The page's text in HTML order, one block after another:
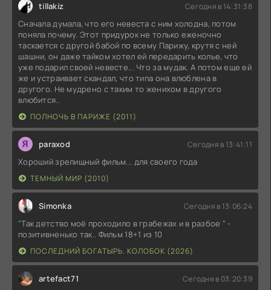
tillakiz Сегодня в 14:31:38
Сначала думала, что его невеста с ним холодна, потом
поняла почему. Этот придурок не только еженочно
таскается с другой бабой по всему Парижу, крутя с ней
шашни, он даже тайком хотел ей передарить колье, что
уже подарил своей невесте... Что за мудак. А потом еще ей
же и устраивает скандал, что типа она влюблена в
другого. Не мудрено с таким то женихом в другого
влюбится..
ПОЛНОЧЬ В ПАРИЖЕ (2011)
paraxod Сегодня в 13:41:11
Хороший зрелищный фильм... для своего года
ТЕМНЫЙ МИР (2010)
Simonka Сегодня в 13:06:24
"Так детство моё проходило в грабежах и в разбое " -
позитивненько так.. Фильм 18+1 из 10
ПОСЛЕДНИЙ БОГАТЫРЬ. КОЛОБОК (2026)
artefact71 Сегодня в 03:20:39